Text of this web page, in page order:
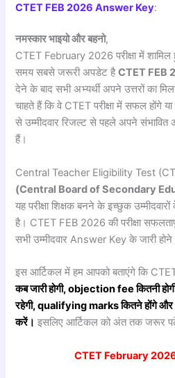
CTET FEB 2026 Answer Key:
नमस्कारभाइयोऔरबहनो,
CTET February 2026 परीक्षा में शामिल
समय सबसे जरूरी अपडेट हैCTET FEB
देने के बाद सभी अभ्यर्थी अपने उत्तरों का
चाहते हैं कि वे CTET परीक्षा में सफल होंगे
से उम्मीदवार रिजल्ट से पहले अपने
हैं।
Central Teacher Eligibility Test
(Central Board of Secondary
यह परीक्षा शिक्षक बनने के इच्छुक उम्मीदवारों
है। CTET FEB 2026 की परीक्षा
सभी उम्मीदवार Answer Key के जारी
इस आर्टिकल में हम आपको बताएंगे कि
कब जारी होगी, objection fee कितनी
रहेगी, qualifying marks कितने होंगे
करें। इसलिए आर्टिकल को अंत तक जरूर
CTET February